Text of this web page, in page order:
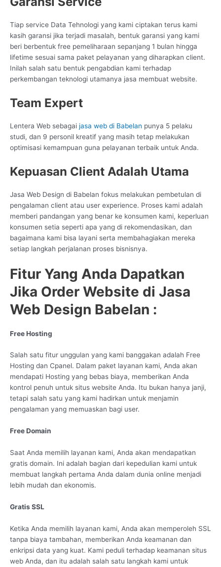
Tiap service Data Tehnologi yang kami ciptakan terus kami
kasih garansi jika terjadi masalah, bentuk garansi yang kami
beri berbentuk free pemeliharaan sepanjang 1 bulan hingga
lifetime sesuai sama paket pelayanan yang diharapkan client.
Inilah salah satu bentuk pengabdian kami terhadap
perkembangan teknologi utamanya jasa membuat website.
Team Expert
Lentera Web sebagai jasa web di Babelan punya 5 pelaku
studi, dan 9 personil kreatif yang masih tetap melakukan
optimisasi kemampuan guna pelayanan terbaik untuk Anda.
Kepuasan Client Adalah Utama
Jasa Web Design di Babelan fokus melakukan pembetulan di
pengalaman client atau user experience. Proses kami adalah
memberi pandangan yang benar ke konsumen kami, keperluan
konsumen setia seperti apa yang di rekomendasikan, dan
bagaimana kami bisa layani serta membahagiakan mereka
setiap langkah perjalanan proses bisnisnya.
Fitur Yang Anda Dapatkan
Jika Order Website di Jasa
Web Design Babelan :
Free Hosting
Salah satu fitur unggulan yang kami banggakan adalah Free
Hosting dan Cpanel. Dalam paket layanan kami, Anda akan
mendapati Hosting yang bebas biaya, memberikan Anda
kontrol penuh untuk situs website Anda. Itu bukan hanya janji,
tetapi salah satu yang kami hadirkan untuk menjamin
pengalaman yang memuaskan bagi user.
Free Domain
Saat Anda memilih layanan kami, Anda akan mendapatkan
gratis domain. Ini adalah bagian dari kepedulian kami untuk
membuat langkah pertama Anda dalam dunia online menjadi
lebih mudah dan ekonomis.
Gratis SSL
Ketika Anda memilih layanan kami, Anda akan memperoleh SSL
tanpa biaya tambahan, memberikan Anda keamanan dan
enkripsi data yang kuat. Kami peduli terhadap keamanan situs
web Anda, dan itu adalah salah satu langkah kami untuk